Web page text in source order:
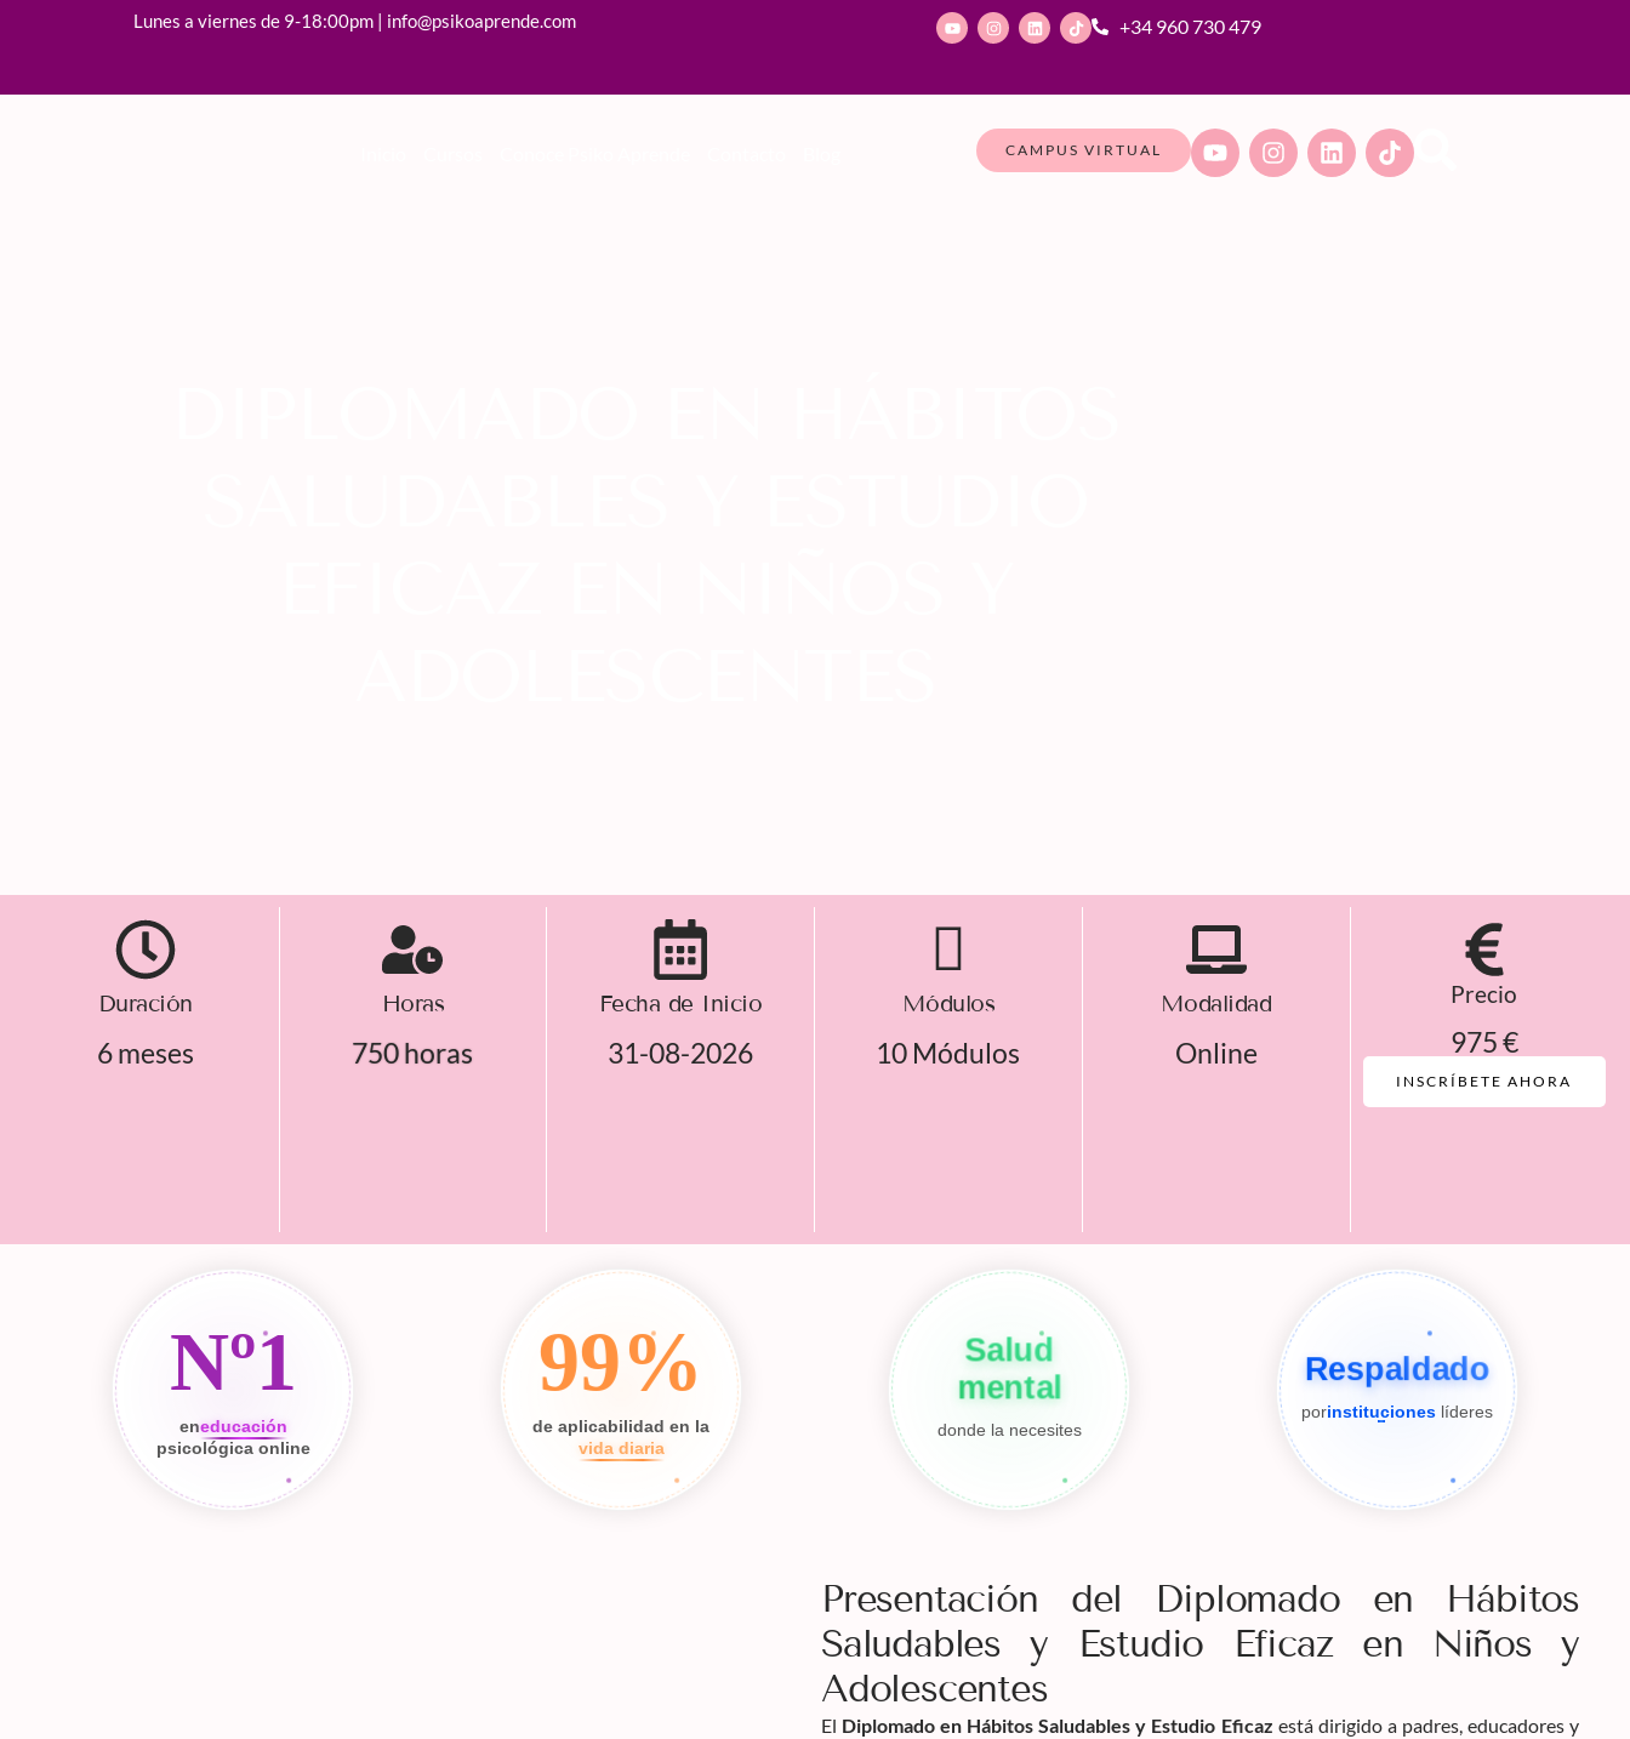
Lunes a viernes de 9-18:00pm | info@psikoaprende.com +34 960 730 479
CAMPUS VIRTUAL
Duración
6 meses
Horas
750 horas
Fecha de Inicio
31-08-2026
Módulos
10 Módulos
Modalidad
Online
Precio
975 €
INSCRÍBETE AHORA
Nº1
eneducación
psicológica online
99%
de aplicabilidad en la
vida diaria
Salud
mental
donde la necesites
Respaldado
porinstituciones líderes
Presentación del Diplomado en Hábitos
Saludables y Estudio Eficaz en Niños y
Adolescentes
El Diplomado en Hábitos Saludables y Estudio Eficaz está dirigido a padres, educadores y